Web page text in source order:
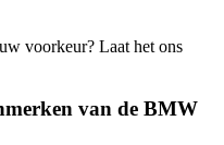
voorkeur? Laat het ons
van de BMW